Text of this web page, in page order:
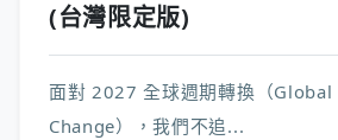
(台灣限定版)
面對 2027 全球週期轉換（Global
Change），我們不追...